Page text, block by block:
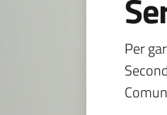
Per